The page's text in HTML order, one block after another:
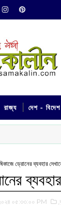
রাজ্য দেশ - বিদেশ
ড্রোনের ব্যবহার
০৫:৩৩:০০ PM